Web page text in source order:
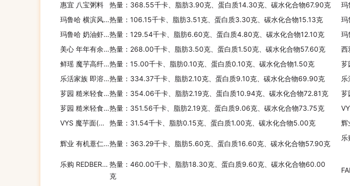
惠宜 八宝粥料 热量：368.55千卡、脂肪3.90克、蛋白质14.30克、碳水化合物67.90克
玛鲁哈 横滨风味汤面热量：106.15千卡、脂肪3.51克、蛋白质3.30克、碳水化合物15.13克
玛鲁哈 奶油虾味通心粉热量：129.54千卡、脂肪6.60克、蛋白质4.80克、碳水化合物12.10克
美心 年年有余(锦锂年糕)热量：268.00千卡、脂肪3.50克、蛋白质1.50克、碳水化合物57.60克
鲜瑶 魔芋高纤面(蜀香酸辣)热量：15.00千卡、脂肪0.10克、蛋白质0.10克、碳水化合物1.50克
乐活家族 即溶山药四神热量：334.37千卡、脂肪2.10克、蛋白质9.10克、碳水化合物69.90克
芗园 糙米轻食餐(百菇花椰菜口味)热量：354.06千卡、脂肪2.19克、蛋白质10.94克、碳水化合物72.81克
芗园 糙米轻食餐(韩式泡菜口味)热量：351.56千卡、脂肪2.19克、蛋白质9.06克、碳水化合物73.75克
VYS 魔芋面(酱汁烧肉口味/鸡汤味)
热量：31.54千卡、脂肪0.15克、蛋白质1.00克、碳水化合物5.00克
辉业 有机薏仁米热量：363.29千卡、脂肪5.60克、蛋白质16.60克、碳水化合物57.90克
乐购 REDBERRYGRANOLA 热量：460.00千卡、脂肪18.30克、蛋白质9.60克、碳水化合物60.00
克